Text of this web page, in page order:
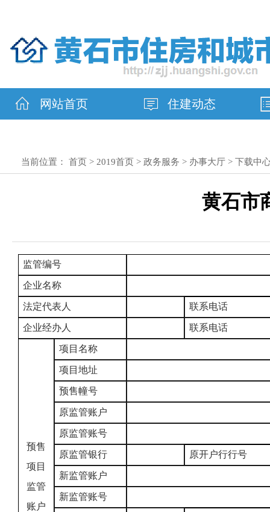
网站首页 住建动态
当前位置： 首页 > 2019首页 > 政务服务 > 办事大厅 > 下载中
黄石市
监管编号
企业名称
法定代表人 联系电话
企业经办人 联系电话
预售
项目
监管
账户
项目名称
项目地址
预售幢号
原监管账户
原监管账号
原监管银行 原开户行行号
新监管账户
新监管账号